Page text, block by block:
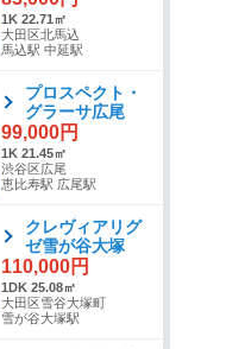
1K 22.71㎡
大田区北馬込
馬込駅 中延駅
プロスペクト・
グラーサ広尾
99,000円
1K 21.45㎡
渋谷区広尾
恵比寿駅 広尾駅
クレヴィアリグ
ゼ雪が谷大塚
110,000円
1DK 25.08㎡
大田区雪谷大塚町
雪が谷大塚駅